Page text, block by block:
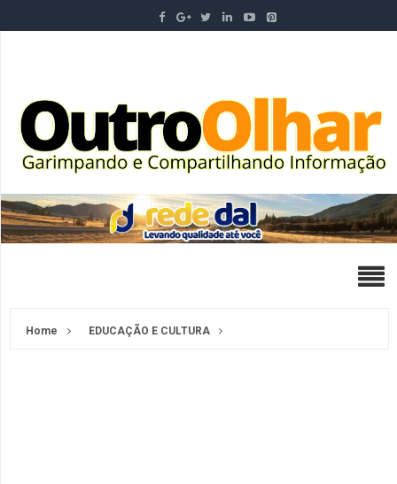
Home EDUCAÇÃO E CULTURA